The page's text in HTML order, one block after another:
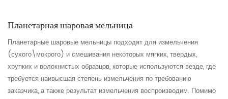
Планетарная шаровая мельница
Планетарные шаровые мельницы подходят для измельчения
(сухого\мокрого) и смешивания некоторых мягких, твердых,
хрупких и волокнистых образцов, которые используются везде, где
требуется наивысшая степень измельчения по требованию
заказчика, а также результат измельчения воспроизводим. Помимо